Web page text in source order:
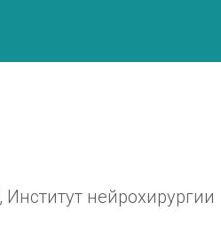
нейрохирургии